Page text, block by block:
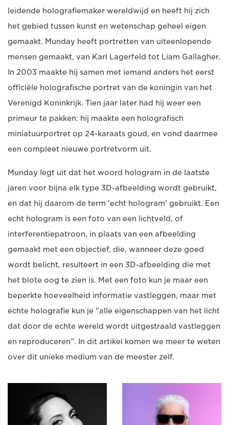
leidende holografiemaker wereldwijd en heeft hij zich
het gebied tussen kunst en wetenschap geheel eigen
gemaakt. Munday heeft portretten van uiteenlopende
mensen gemaakt, van Karl Lagerfeld tot Liam Gallagher.
In 2003 maakte hij samen met iemand anders het eerst
officiële holografische portret van de koningin van het
Verenigd Koninkrijk. Tien jaar later had hij weer een
primeur te pakken: hij maakte een holografisch
miniatuurportret op 24-karaats goud, en vond daarmee
een compleet nieuwe portretvorm uit.
Munday legt uit dat het woord hologram in de laatste
jaren voor bijna elk type 3D-afbeelding wordt gebruikt,
en dat hij daarom de term 'echt hologram' gebruikt. Een
echt hologram is een foto van een lichtveld, of
interferentiepatroon, in plaats van een afbeelding
gemaakt met een objectief, die, wanneer deze goed
wordt belicht, resulteert in een 3D-afbeelding die met
het blote oog te zien is. Met een foto kun je maar een
beperkte hoeveelheid informatie vastleggen, maar met
echte holografie kun je "alle eigenschappen van het licht
dat door de echte wereld wordt uitgestraald vastleggen
en reproduceren". In dit artikel komen we meer te weten
over dit unieke medium van de meester zelf.